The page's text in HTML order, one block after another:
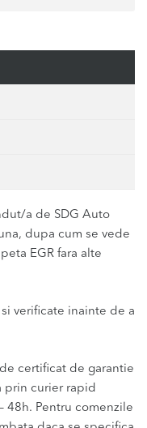
a de SDG Auto
dupa cum se vede
EGR fara alte
verificate inainte de a
certificat de garantie
prin curier rapid
48h. Pentru comenzile